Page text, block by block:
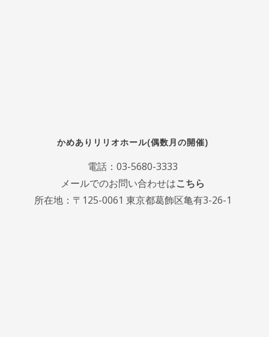
かめありリリオホール(偶数月の開催)
電話：03-5680-3333
メールでのお問い合わせはこちら
所在地：〒125-0061 東京都葛飾区亀有3-26-1